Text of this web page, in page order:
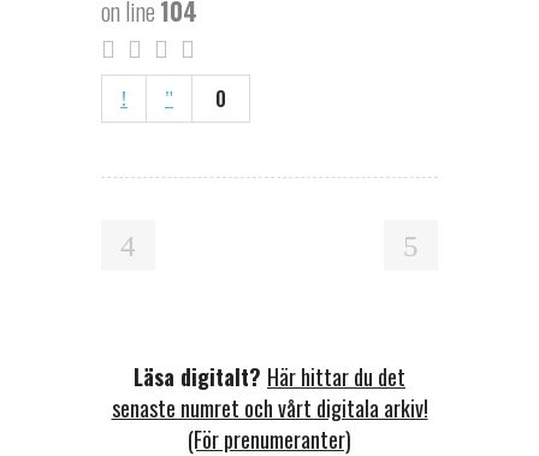
on line 104
0
Läsa digitalt? Här hittar du det
senaste numret och vårt digitala arkiv!
(För prenumeranter)